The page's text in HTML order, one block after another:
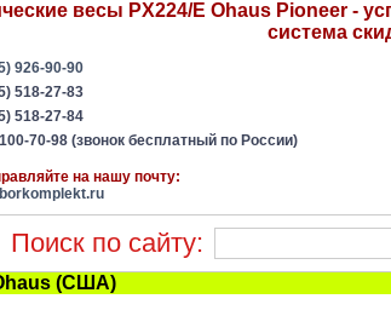
весы PX224/E Ohaus Pioneer -
система
926-90-90
518-27-83
518-27-84
70-98 (звонок бесплатный по России)
на нашу почту:
Поиск по сайту:
(США)